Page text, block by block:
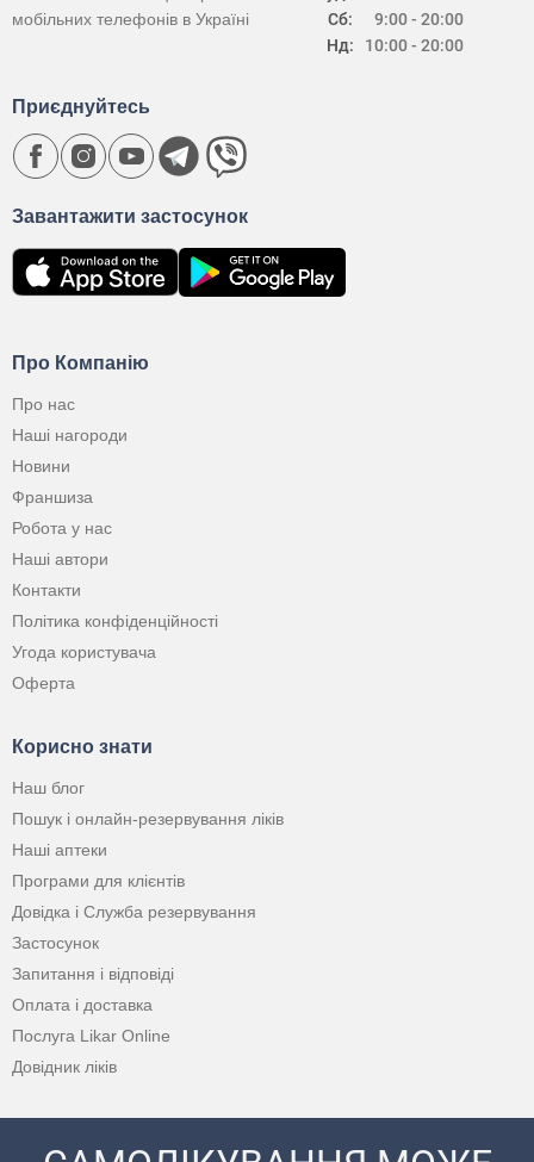
Сб:
Нд:
9:00 - 20:00
10:00 - 20:00
мобільних телефонів в Україні
Про Компанію
Про нас
Наші нагороди
Новини
Франшиза
Робота у нас
Наші автори
Контакти
Політика конфіденційності
Угода користувача
Оферта
Корисно знати
Наш блог
Пошук і онлайн-резервування ліків
Наші аптеки
Програми для клієнтів
Довідка і Служба резервування
Застосунок
Запитання і відповіді
Оплата і доставка
Послуга Likar Online
Довідник ліків
Завантажити застосунок
Приєднуйтесь